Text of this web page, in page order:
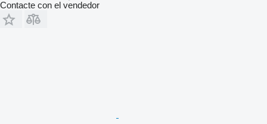
Contacte con el vendedor